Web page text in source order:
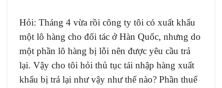
Hỏi: Tháng 4 vừa rồi công ty tôi có xuất khẩu
một lô hàng cho đối tác ở Hàn Quốc, nhưng do
một phần lô hàng bị lỗi nên được yêu cầu trả
lại. Vậy cho tôi hỏi thủ tục tái nhập hàng xuất
khẩu bị trả lại như vậy như thế nào? Phần thuế